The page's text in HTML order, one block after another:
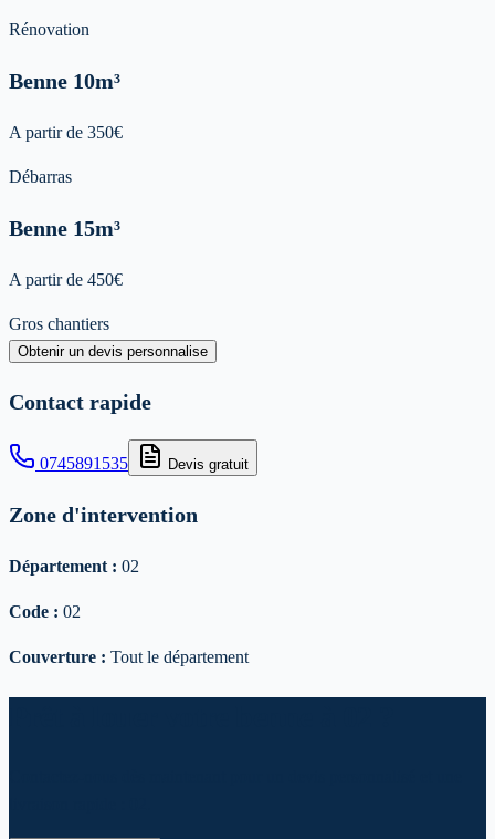
Rénovation
Benne 10m³
A partir de 350€
Débarras
Benne 15m³
A partir de 450€
Gros chantiers
Obtenir un devis personnalise
Contact rapide
0745891535 Devis gratuit
Zone d'intervention
Département : 02
Code : 02
Couverture : Tout le département